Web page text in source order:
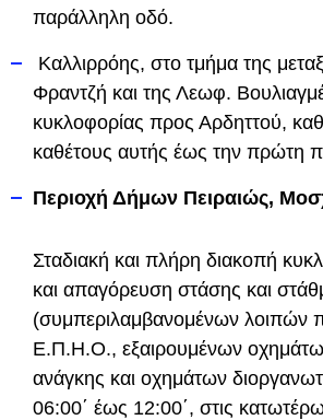
παράλληλη οδό.
Καλλιρρόης, στο τμήμα της
Φραντζή και της Λεωφ.
κυκλοφορίας προς Αρδηττού,
καθέτους αυτής έως την πρώτη
Περιοχή Δήμων Πειραιώς,
Σταδιακή και πλήρη διακοπή
και απαγόρευση στάσης και
(συμπεριλαμβανομένων λοιπών
Ε.Π.Η.Ο., εξαιρουμένων
ανάγκης και οχημάτων
06:00΄ έως 12:00΄, στις